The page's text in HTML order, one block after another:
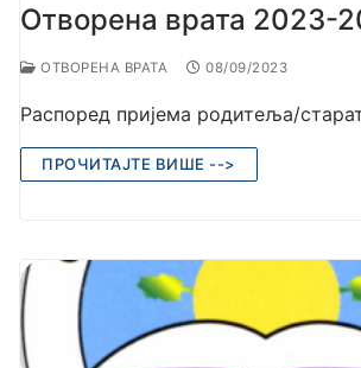
Отворена врата 2023-
ОТВОРЕНА ВРАТА 08/09/2023
Распоред пријема родитеља/
ПРОЧИТАЈТЕ ВИШЕ -->